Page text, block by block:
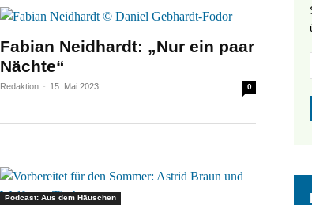
Fabian Neidhardt: „Nur ein paar
Nächte“
Redaktion - 15. Mai 2023 0
Podcast: Aus dem Häuschen